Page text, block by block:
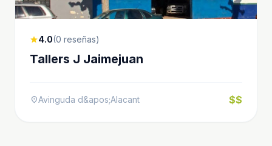
star4.0(0 reseñas)
Tallers J Jaimejuan
location_onAvinguda d&apos;Alacant $$